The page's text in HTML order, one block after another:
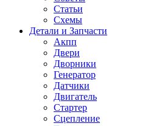
Статьи
Схемы
Детали и Запчасти
Акпп
Двери
Дворники
Генератор
Датчики
Двигатель
Стартер
Сцепление